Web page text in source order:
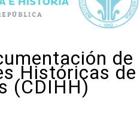
de
Históricas de
(CDIHH)